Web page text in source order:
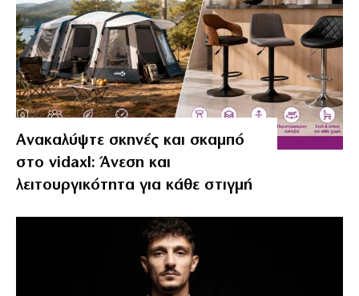
Ανακαλύψτε σκηνές και σκαμπό
στο vidaxl: Άνεση και
λειτουργικότητα για κάθε στιγμή